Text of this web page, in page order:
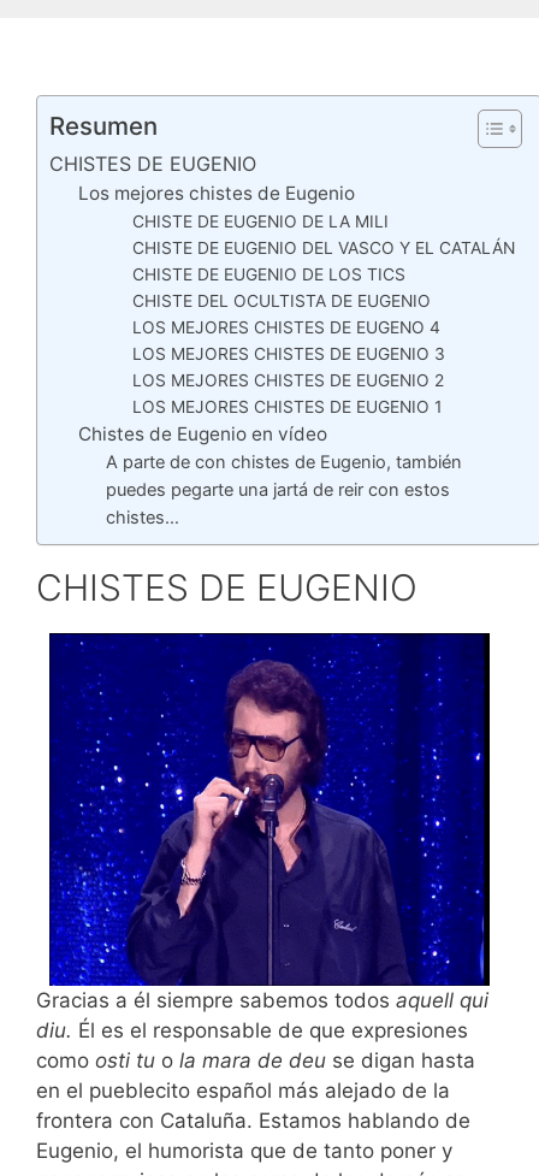
Resumen
CHISTES DE EUGENIO
Los mejores chistes de Eugenio
CHISTE DE EUGENIO DE LA MILI
CHISTE DE EUGENIO DEL VASCO Y EL CATALÁN
CHISTE DE EUGENIO DE LOS TICS
CHISTE DEL OCULTISTA DE EUGENIO
LOS MEJORES CHISTES DE EUGENO 4
LOS MEJORES CHISTES DE EUGENIO 3
LOS MEJORES CHISTES DE EUGENIO 2
LOS MEJORES CHISTES DE EUGENIO 1
Chistes de Eugenio en vídeo
A parte de con chistes de Eugenio, también
puedes pegarte una jartá de reir con estos
chistes…
CHISTES DE EUGENIO
Gracias a él siempre sabemos todos aquell qui
diu. Él es el responsable de que expresiones
como osti tu o la mara de deu se digan hasta
en el pueblecito español más alejado de la
frontera con Cataluña. Estamos hablando de
Eugenio, el humorista que de tanto poner y